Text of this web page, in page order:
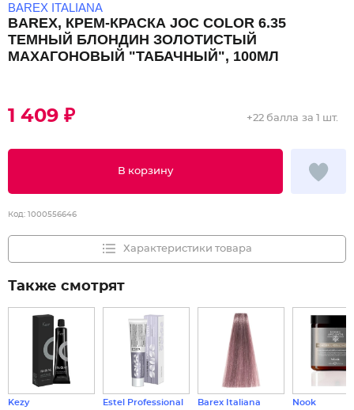
BAREX ITALIANA
BAREX, КРЕМ-КРАСКА JOC COLOR 6.35
ТЕМНЫЙ БЛОНДИН ЗОЛОТИСТЫЙ
МАХАГОНОВЫЙ "ТАБАЧНЫЙ", 100МЛ
1 409 ₽
В корзину
+22 балла за 1 шт.
Код: 1000556646
Характеристики товара
Также смотрят
Kezy Estel Professional Barex Italiana Nook